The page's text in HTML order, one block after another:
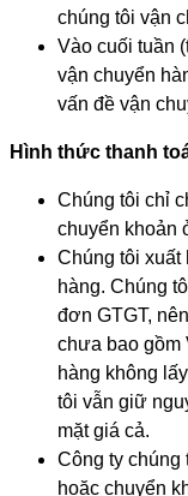
chúng tôi vận
Vào cuối tuần
vận chuyển
vấn đề vận
Hình thức thanh
Chúng tôi chỉ
chuyển khoản
Chúng tôi xuất
hàng. Chúng
đơn GTGT,
chưa bao gồm
hàng không
tôi vẫn giữ
mặt giá cả.
Công ty chúng
hoặc chuyển